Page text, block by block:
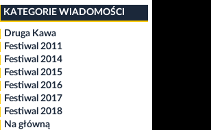
KATEGORIE WIADOMOŚCI
Druga Kawa
Festiwal 2011
Festiwal 2014
Festiwal 2015
Festiwal 2016
Festiwal 2017
Festiwal 2018
Na główną